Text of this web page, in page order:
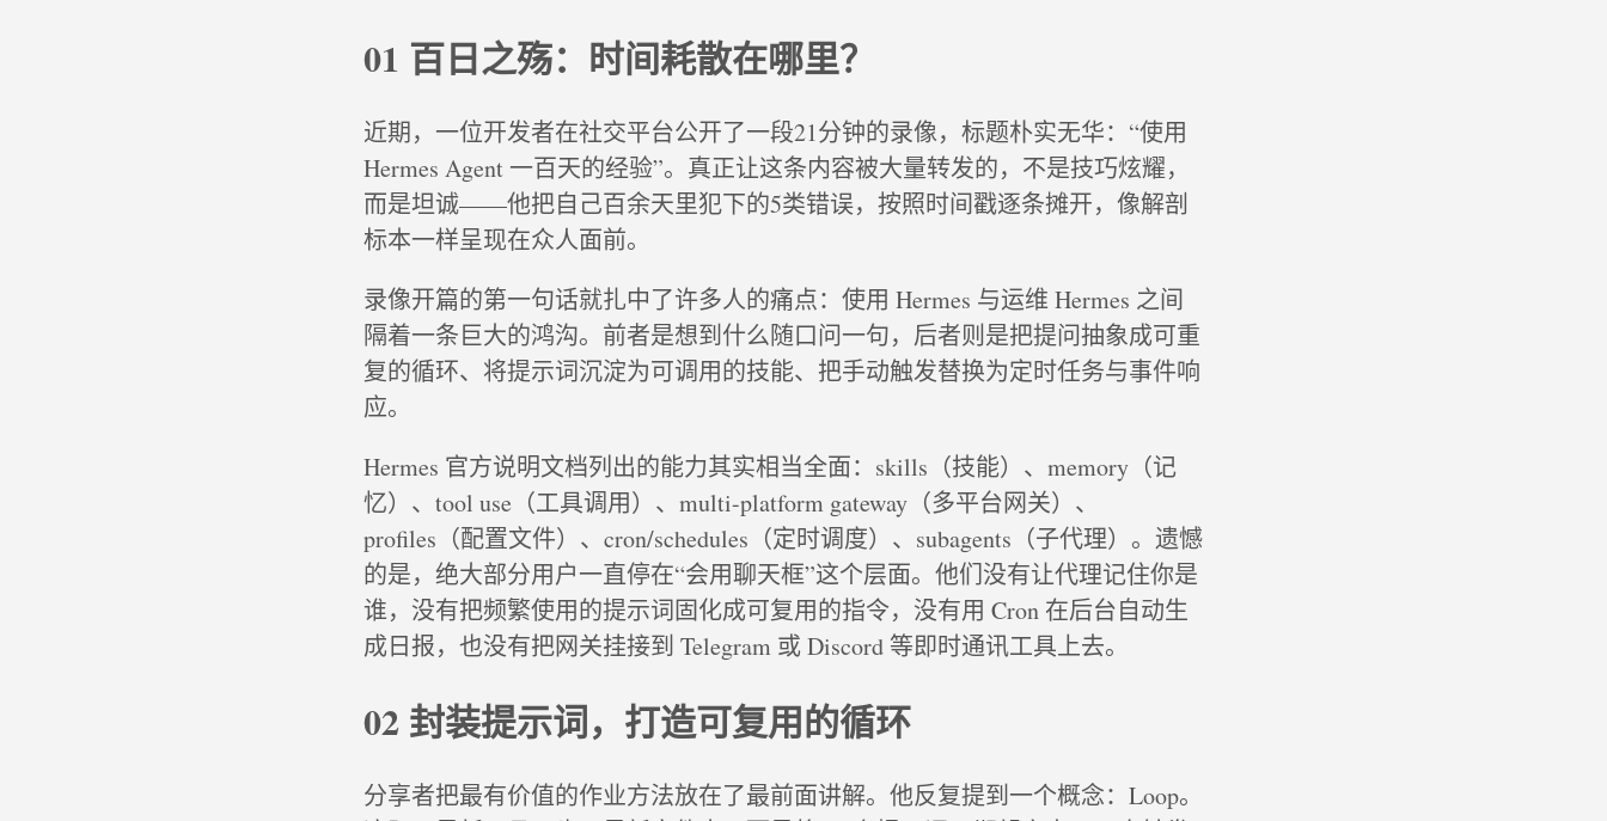
01 百日之殇：时间耗散在哪里？
近期，一位开发者在社交平台公开了一段21分钟的录像，标题朴实无华：“使用
Hermes Agent 一百天的经验”。真正让这条内容被大量转发的，不是技巧炫耀，
而是坦诚——他把自己百余天里犯下的5类错误，按照时间戳逐条摊开，像解剖
标本一样呈现在众人面前。
录像开篇的第一句话就扎中了许多人的痛点：使用 Hermes 与运维 Hermes 之间
隔着一条巨大的鸿沟。前者是想到什么随口问一句，后者则是把提问抽象成可重
复的循环、将提示词沉淀为可调用的技能、把手动触发替换为定时任务与事件响
应。
Hermes 官方说明文档列出的能力其实相当全面：skills（技能）、memory（记
忆）、tool use（工具调用）、multi-platform gateway（多平台网关）、
profiles（配置文件）、cron/schedules（定时调度）、subagents（子代理）。遗憾
的是，绝大部分用户一直停在“会用聊天框”这个层面。他们没有让代理记住你是
谁，没有把频繁使用的提示词固化成可复用的指令，没有用 Cron 在后台自动生
成日报，也没有把网关挂接到 Telegram 或 Discord 等即时通讯工具上去。
02 封装提示词，打造可复用的循环
分享者把最有价值的作业方法放在了最前面讲解。他反复提到一个概念：Loop。